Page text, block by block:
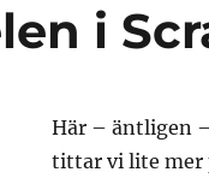
i
Här – äntligen
tittar vi lite mer